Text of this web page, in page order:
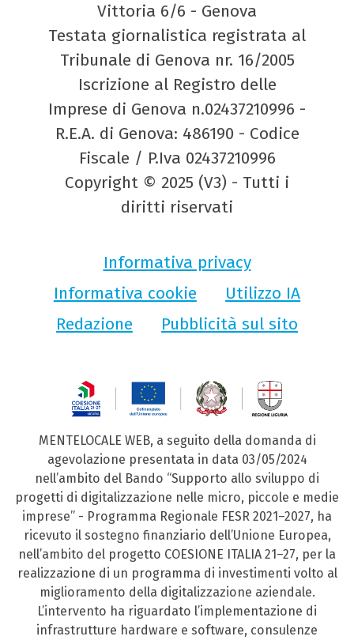
Vittoria 6/6 - Genova
Testata giornalistica registrata al
Tribunale di Genova nr. 16/2005
Iscrizione al Registro delle
Imprese di Genova n.02437210996 -
R.E.A. di Genova: 486190 - Codice
Fiscale / P.Iva 02437210996
Copyright © 2025 (V3) - Tutti i
diritti riservati
Informativa privacy
Informativa cookie
Utilizzo IA
Redazione
Pubblicità sul sito
MENTELOCALE WEB, a seguito della domanda di
agevolazione presentata in data 03/05/2024
nell’ambito del Bando “Supporto allo sviluppo di
progetti di digitalizzazione nelle micro, piccole e medie
imprese” - Programma Regionale FESR 2021–2027, ha
ricevuto il sostegno finanziario dell’Unione Europea,
nell’ambito del progetto COESIONE ITALIA 21–27, per la
realizzazione di un programma di investimenti volto al
miglioramento della digitalizzazione aziendale.
L’intervento ha riguardato l’implementazione di
infrastrutture hardware e software, consulenze